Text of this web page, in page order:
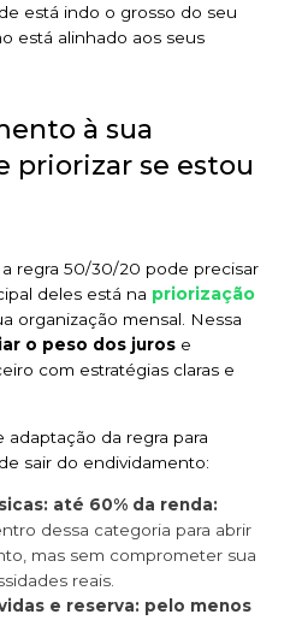
está indo o grosso do seu
está alinhado aos seus
à sua
priorizar se estou
regra 50/30/20 pode precisar
deles está na priorização
organização mensal. Nessa
o peso dos juros e
com estratégias claras e
da regra para
sair do endividamento:
até 60% da renda:
dessa categoria para abrir
mas sem comprometer sua
reais.
e reserva: pelo menos